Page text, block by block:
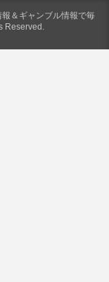
＆ギャンブル情報で毎
Reserved.